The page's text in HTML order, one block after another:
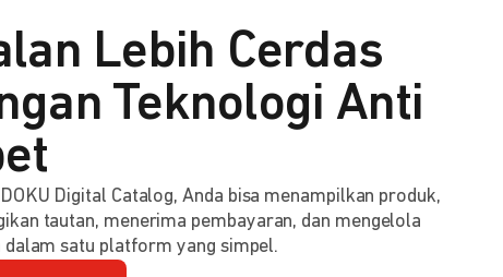
Lebih Cerdas
Teknologi Anti
Digital Catalog, Anda bisa menampilkan produk,
tautan, menerima pembayaran, dan mengelola
dalam satu platform yang simpel.